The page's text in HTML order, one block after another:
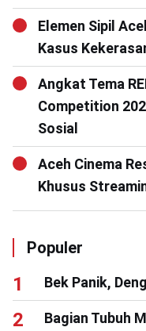
Elemen Sipil
Kasus
Angkat Tema
Competition
Sosial
Aceh Cinema
Khusus
Populer
Bek Panik,
Bagian Tubuh